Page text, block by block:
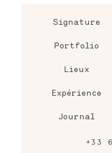
Signature
Portfolio
Lieux
Expérience
Journal
+33